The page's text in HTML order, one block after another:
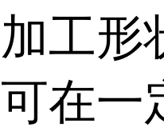
加工形
可在一